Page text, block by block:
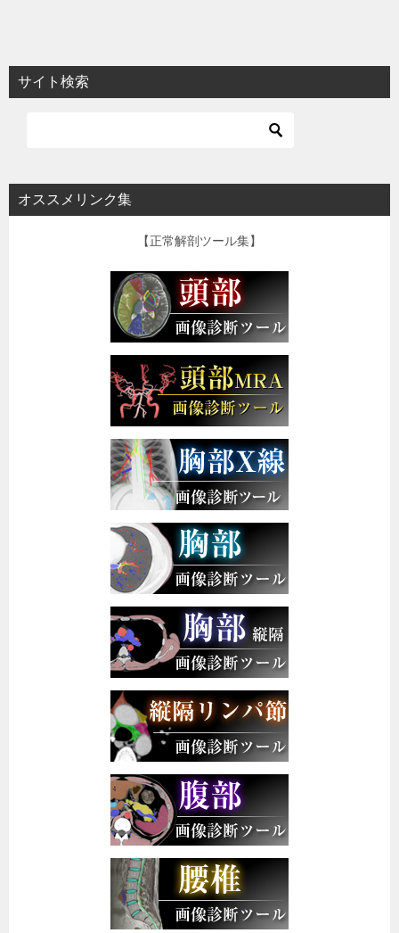
サイト検索
オススメリンク集
【正常解剖ツール集】